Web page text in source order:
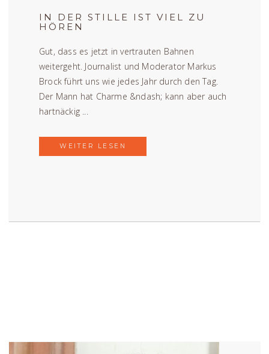
IN DER STILLE IST VIEL ZU
HÖREN
Gut, dass es jetzt in vertrauten Bahnen
weitergeht. Journalist und Moderator Markus
Brock führt uns wie jedes Jahr durch den Tag.
Der Mann hat Charme &ndash; kann aber auch
hartnäckig ...
WEITER LESEN